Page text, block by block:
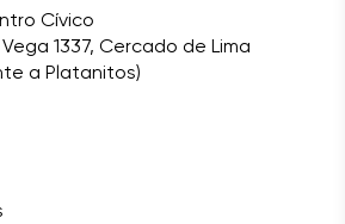
Cívico
1337, Cercado de Lima
a Platanitos)